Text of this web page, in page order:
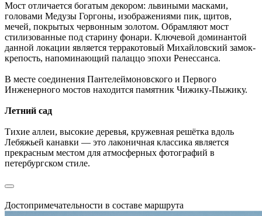
Мост отличается богатым декором: львиными масками,
головами Медузы Горгоны, изображениями пик, щитов,
мечей, покрытых червонным золотом. Обрамляют мост
стилизованные под старину фонари. Ключевой доминантой
данной локации является терракотовый Михайловский замок-
крепость, напоминающий палаццо эпохи Ренессанса.
В месте соединения Пантелеймоновского и Первого
Инженерного мостов находится памятник Чижику-Пыжику.
Летний сад
Тихие аллеи, высокие деревья, кружевная решётка вдоль
Лебяжьей канавки — это лаконичная классика является
прекрасным местом для атмосферных фотографий в
петербургском стиле.
Достопримечательности в составе маршрута